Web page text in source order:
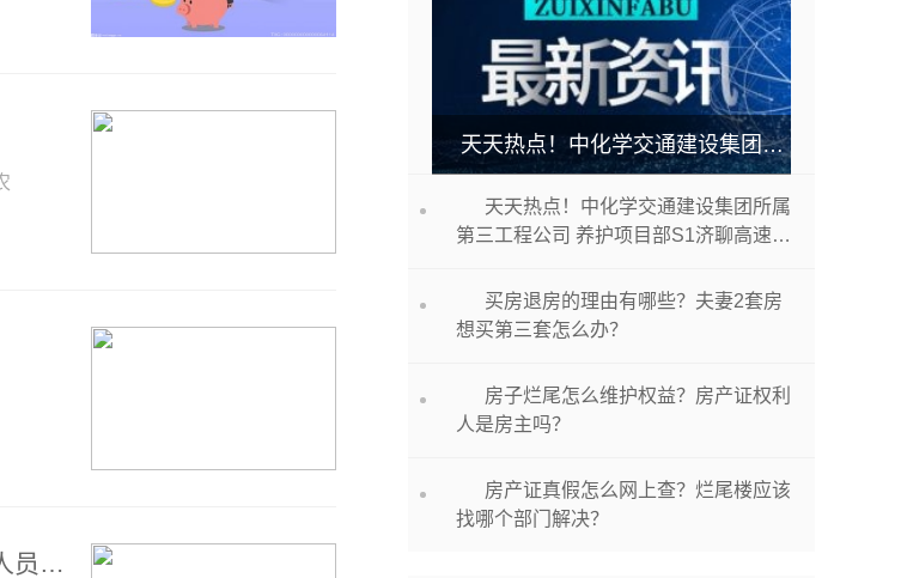
当前播报:贵州金沙发生岩体崩塌，官方：提前封控，无人员伤亡
天天热点！中化学交通建设集团所属第三工程公司 养护项目部S1济聊高速德州段路面修复 养护工程项目开工
天天热点！中化学交通建设集团所属
第三工程公司 养护项目部S1济聊高速德
买房退房的理由有哪些？夫妻2套房
想买第三套怎么办？
房子烂尾怎么维护权益？房产证权利
人是房主吗？
房产证真假怎么网上查？烂尾楼应该
找哪个部门解决？